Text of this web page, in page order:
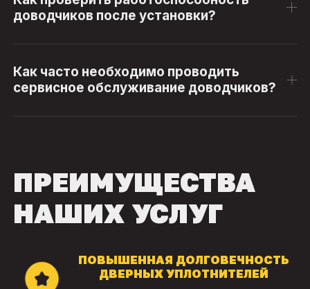
доводчиков после установки?
Как часто необходимо проводить
сервисное обслуживание доводчиков?
ПРЕИМУЩЕСТВА
НАШИХ УСЛУГ
ПОВЫШЕННАЯ ДОЛГОВЕЧНОСТЬ
ДВЕРНЫХ УПЛОТНИТЕЛЕЙ